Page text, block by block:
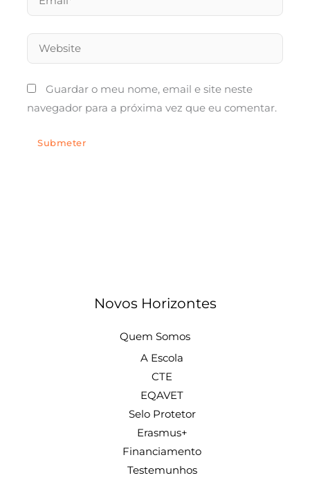
Website
Guardar o meu nome, email e site neste
navegador para a próxima vez que eu comentar.
Novos Horizontes
Quem Somos
A Escola
CTE
EQAVET
Selo Protetor
Erasmus+
Financiamento
Testemunhos